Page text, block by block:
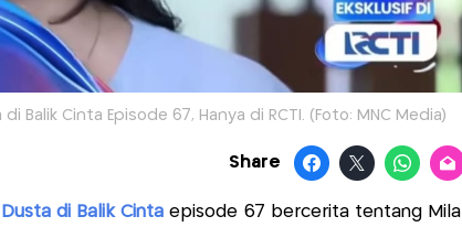
Balik Cinta Episode 67, Hanya di RCTI. (Foto: MNC Media)
Share
di Balik Cintaepisode 67 bercerita tentang Mila